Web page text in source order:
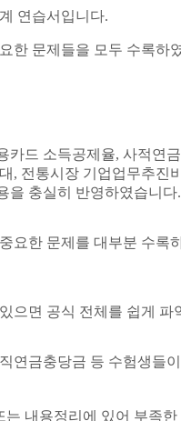
연습서입니다.
한 문제들을 모두 수록
드 소득공제율, 사적
, 전통시장 기업업무추
을 충실히 반영하였습니다.
요한 문제를 대부분 수
으면 공식 전체를 쉽게
연금충당금 등 수험생들
내용정리에 있어 부족